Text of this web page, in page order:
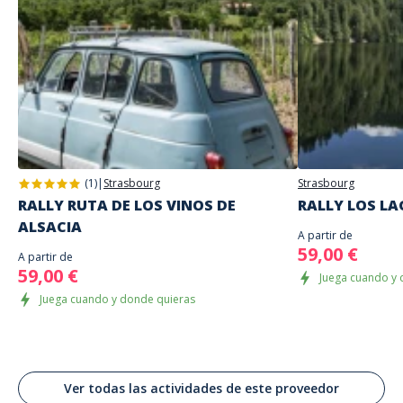
Este juego requiere I
Información adicional
Juego propuesto en autonomía el día y a la hora de su elección
El lugar de inicio se especificará con las instrucciones de juego que se le
envíen
No introduzca sus datos de acceso hasta que esté listo para comenzar,
ya que el juego comenzará
Lenguas habladas
Inglés, Francés
Dirección
Place Kléber, Strassburg, Frankreich
Strasbourg
(1)| Strasbourg
RALLY RUTA DE LOS VINOS DE
ALSACIA
A partir de
59,00 €
Juega cuando y donde quieras
Strasbourg
RALLY LOS
A partir de
59,00 €
Juega cuando
Ver todas las actividades de este proveedor